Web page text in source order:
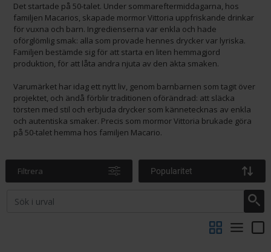
Det startade på 50-talet. Under sommareftermiddagarna, hos
familjen Macarios, skapade mormor Vittoria uppfriskande drinkar
för vuxna och barn. Ingredienserna var enkla och hade
oförglömlig smak: alla som provade hennes drycker var lyriska.
Familjen bestämde sig för att starta en liten hemmagjord
produktion, för att låta andra njuta av den äkta smaken.
Varumärket har idag ett nytt liv, genom barnbarnen som tagit över
projektet, och ändå förblir traditionen oförändrad: att släcka
törsten med stil och erbjuda drycker som kännetecknas av enkla
och autentiska smaker. Precis som mormor Vittoria brukade göra
på 50-talet hemma hos familjen Macario.
Filtrera Popularitet